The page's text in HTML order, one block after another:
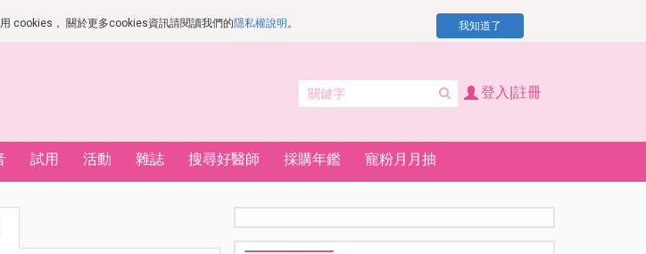
cookies， 關於更多cookies資訊請閱讀我們的隱私權說明 。 我知道了
登入|註冊
試用 活動 雜誌 搜尋好醫師 採購年鑑 寵粉月月抽